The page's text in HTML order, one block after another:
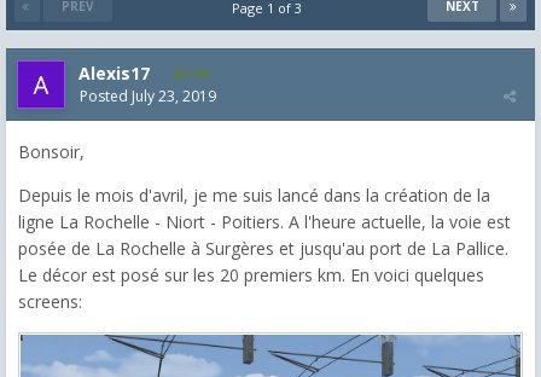
PREV NEXT
Page 1 of 3
Alexis17 598
Posted July 23, 2019
Bonsoir,
Depuis le mois d'avril, je me suis lancé dans la création de la
ligne La Rochelle - Niort - Poitiers. A l'heure actuelle, la voie est
posée de La Rochelle à Surgères et jusqu'au port de La Pallice.
Le décor est posé sur les 20 premiers km. En voici quelques
screens: